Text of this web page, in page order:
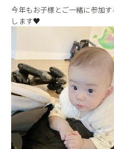
今年もお子様とご一緒に参加
します♥